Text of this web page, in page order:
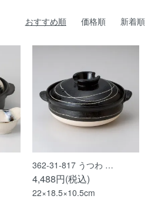
おすすめ順 価格順 新着順
362-31-817 うつわ …
4,488円(税込)
22×18.5×10.5cm